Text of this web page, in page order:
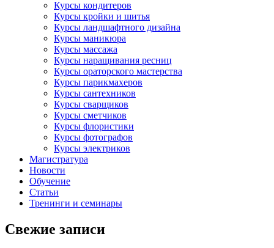
Курсы кондитеров
Курсы кройки и шитья
Курсы ландшафтного дизайна
Курсы маникюра
Курсы массажа
Курсы наращивания ресниц
Курсы ораторского мастерства
Курсы парикмахеров
Курсы сантехников
Курсы сварщиков
Курсы сметчиков
Курсы флористики
Курсы фотографов
Курсы электриков
Магистратура
Новости
Обучение
Статьи
Тренинги и семинары
Свежие записи